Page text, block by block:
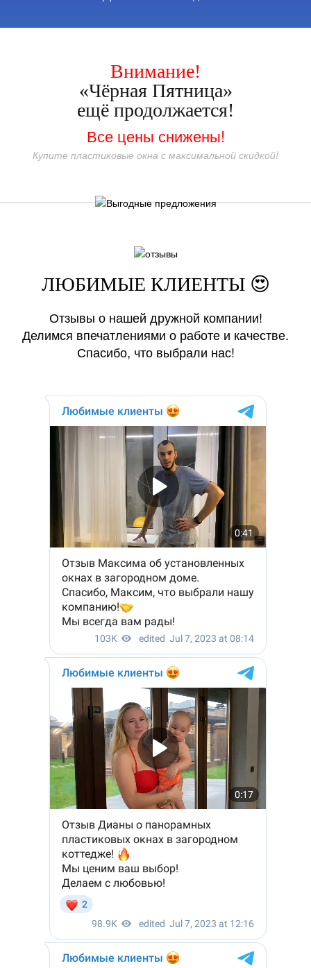
Внимание!
«Чёрная Пятница»
ещё продолжается!
Все цены снижены!
Купите пластиковые окна с максимальной скидкой!
ЛЮБИМЫЕ КЛИЕНТЫ 😍
Отзывы о нашей дружной компании!
Делимся впечатлениями о работе и качестве.
Спасибо, что выбрали нас!